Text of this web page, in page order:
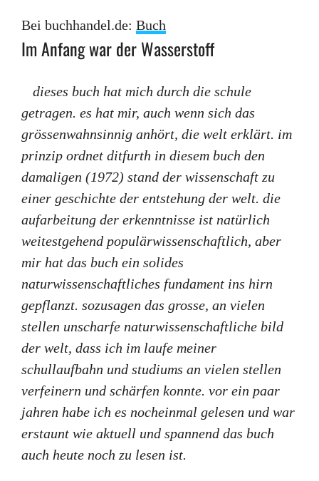
Bei buchhandel.de: Buch
Im Anfang war der Wasserstoff
dieses buch hat mich durch die schule
getragen. es hat mir, auch wenn sich das
grössenwahnsinnig anhört, die welt erklärt. im
prinzip ordnet ditfurth in diesem buch den
damaligen (1972) stand der wissenschaft zu
einer geschichte der entstehung der welt. die
aufarbeitung der erkenntnisse ist natürlich
weitestgehend populärwissenschaftlich, aber
mir hat das buch ein solides
naturwissenschaftliches fundament ins hirn
gepflanzt. sozusagen das grosse, an vielen
stellen unscharfe naturwissenschaftliche bild
der welt, dass ich im laufe meiner
schullaufbahn und studiums an vielen stellen
verfeinern und schärfen konnte. vor ein paar
jahren habe ich es nocheinmal gelesen und war
erstaunt wie aktuell und spannend das buch
auch heute noch zu lesen ist.